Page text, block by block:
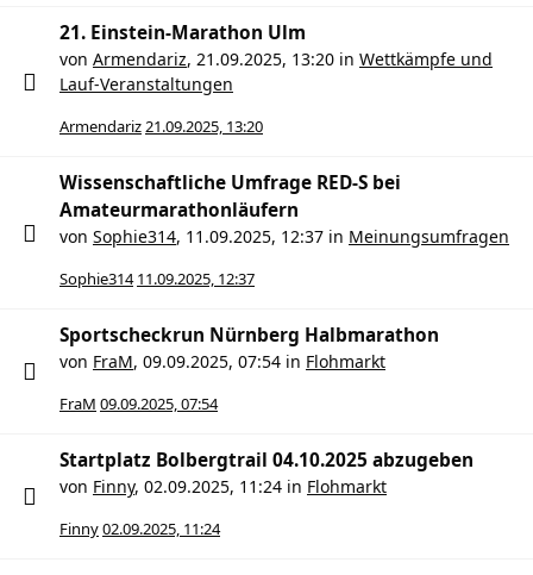
21. Einstein-Marathon Ulm
von Armendariz, 21.09.2025, 13:20 in Wettkämpfe und
Lauf-Veranstaltungen
Armendariz21.09.2025, 13:20
Wissenschaftliche Umfrage RED-S bei
Amateurmarathonläufern
von Sophie314, 11.09.2025, 12:37 in Meinungsumfragen
Sophie314 11.09.2025, 12:37
Sportscheckrun Nürnberg Halbmarathon
von FraM, 09.09.2025, 07:54 in Flohmarkt
FraM 09.09.2025, 07:54
Startplatz Bolbergtrail 04.10.2025 abzugeben
von Finny, 02.09.2025, 11:24 in Flohmarkt
Finny02.09.2025, 11:24